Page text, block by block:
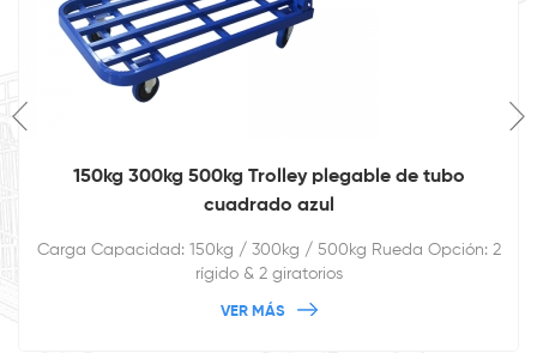
150kg 300kg 500kg Trolley plegable de tubo
cuadrado azul
Carga Capacidad: 150kg / 300kg / 500kg Rueda Opción: 2
rígido & 2 giratorios
VER MÁS